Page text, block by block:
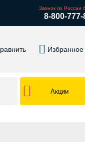
Звонок по России
8-800-777-
Избранное
Акции